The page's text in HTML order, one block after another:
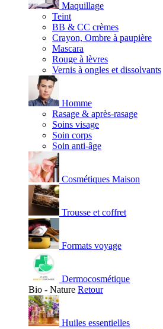
Maquillage
Teint
BB & CC crèmes
Crayon, Ombre à paupière
Mascara
Rouge à lèvres
Vernis à ongles et dissolvants
Homme
Rasage & après-rasage
Soins visage
Soin corps
Soin anti-âge
Cosmétiques Maison
Trousse et coffret
Formats voyage
Dermocosmétique
Bio - Nature Retour
Huiles essentielles